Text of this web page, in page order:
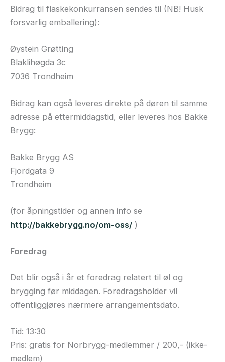
Bidrag til flaskekonkurransen sendes til (NB! Husk
forsvarlig emballering):
Øystein Grøtting
Blaklihøgda 3c
7036 Trondheim
Bidrag kan også leveres direkte på døren til samme
adresse på ettermiddagstid, eller leveres hos Bakke
Brygg:
Bakke Brygg AS
Fjordgata 9
Trondheim
(for åpningstider og annen info se
http://bakkebrygg.no/om-oss/ )
Foredrag
Det blir også i år et foredrag relatert til øl og
brygging før middagen. Foredragsholder vil
offentliggjøres nærmere arrangementsdato.
Tid: 13:30
Pris: gratis for Norbrygg-medlemmer / 200,- (ikke-
medlem)